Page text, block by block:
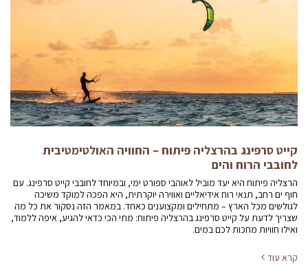
קייט סרפינג בהרצליה פיתוח – החוויה האולטימטיבית
לחובבי הרוח והים
הרצליה פיתוח היא יעד מוביל לאוהבי ספורט ימי, ובמיוחד לחובבי קייט סרפינג. עם
חוף ים רחב, תנאי רוח אידיאליים ואווירה יוקרתית, היא הפכה למוקד משיכה
לגולשים מכל הארץ – מתחילים ומקצוענים כאחד. במאמר הזה נסקור את כל מה
שצריך לדעת על קייט סרפינג בהרצליה פיתוח: מתי הכי כדאי להגיע, איפה ללמוד,
ואילו חוויות מחכות לכם במים.
קרא עוד